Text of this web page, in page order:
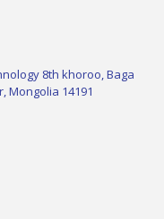
8th khoroo, Baga
Mongolia 14191